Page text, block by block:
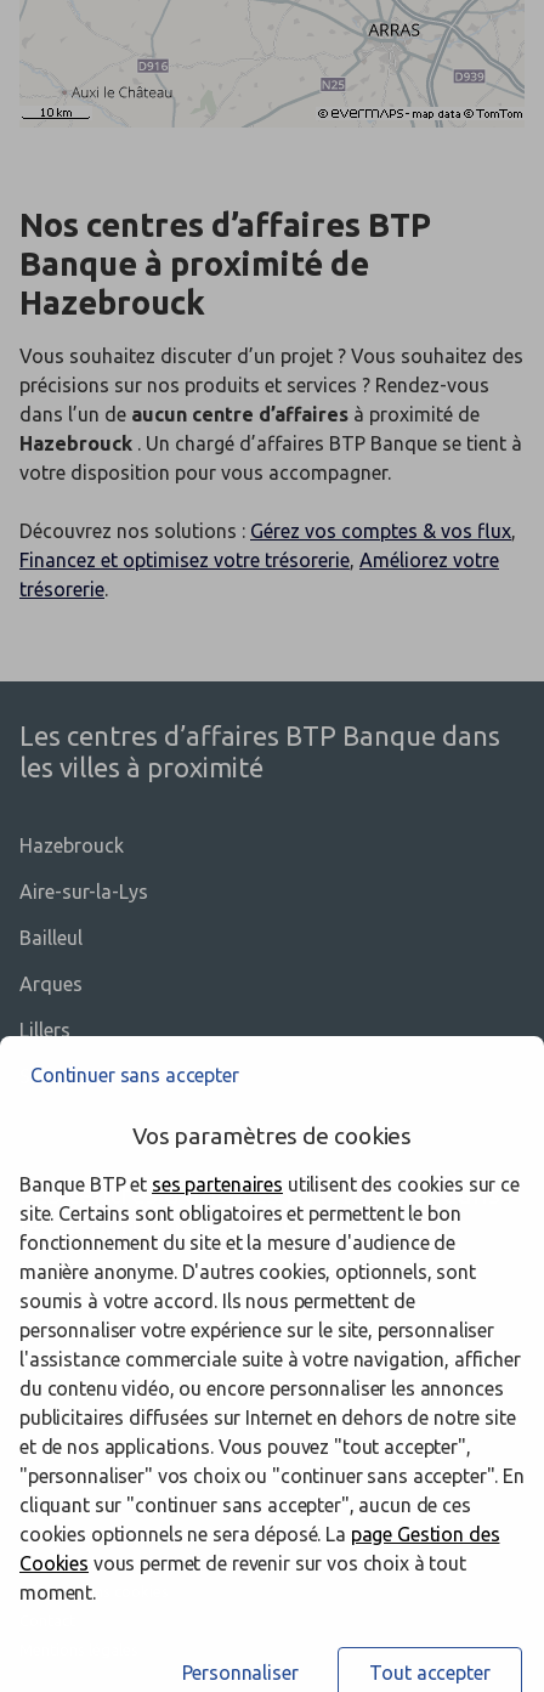
Nos centres d’affaires BTP
Banque à proximité de
Hazebrouck
Vous souhaitez discuter d’un projet ? Vous souhaitez des
précisions sur nos produits et services ? Rendez-vous
dans l’un de aucun centre d’affaires à proximité de
Hazebrouck . Un chargé d’affaires BTP Banque se tient à
votre disposition pour vous accompagner.
Découvrez nos solutions : Gérez vos comptes & vos flux,
Financez et optimisez votre trésorerie, Améliorez votre
trésorerie.
Les centres d’affaires BTP Banque dans
les villes à proximité
Hazebrouck
Aire-sur-la-Lys
Bailleul
Arques
Lillers
Saint-Omer
Les centres d’affaires BTP Banque dans
les départements limitrophes
80 Somme
Trouver un centre d’affaires BTP Banque Nord Hazebrouck
Powered by
www.btp-banque.fr
Informations cookies
Continuer sans accepter
Vos paramètres de cookies
Banque BTP et ses partenaires utilisent des cookies sur ce
site. Certains sont obligatoires et permettent le bon
fonctionnement du site et la mesure d'audience de
manière anonyme. D'autres cookies, optionnels, sont
soumis à votre accord. Ils nous permettent de
personnaliser votre expérience sur le site, personnaliser
l'assistance commerciale suite à votre navigation, afficher
du contenu vidéo, ou encore personnaliser les annonces
publicitaires diffusées sur Internet en dehors de notre site
et de nos applications. Vous pouvez "tout accepter",
"personnaliser" vos choix ou "continuer sans accepter". En
cliquant sur "continuer sans accepter", aucun de ces
cookies optionnels ne sera déposé. La page Gestion des
Cookies vous permet de revenir sur vos choix à tout
moment.
Personnaliser Tout accepter